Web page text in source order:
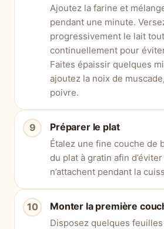
Ajoutez la farine et
pendant une minute.
progressivement le lait
continuellement pour
Faites épaissir quelques
ajoutez la noix de
poivre.
Préparer le plat
Étalez une fine couche de
du plat à gratin afin
n’attachent pendant la
Monter la première
Disposez quelques